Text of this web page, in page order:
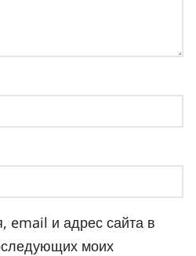
email и адрес сайта в
моих